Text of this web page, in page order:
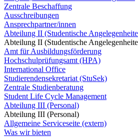
Zentrale Beschaffung
Ausschreibungen
Ansprechpartner/innen
Abteilung II (Studentische
Abteilung II (Studentische
Amt für Ausbildungsförderung
Hochschulprüfungsamt (HPA)
International Office
Studierendensekretariat (StuSek)
Zentrale Studienberatung
Student Life Cycle Management
Abteilung III (Personal)
Abteilung III (Personal)
Allgemeine Serviceseite (extern)
Was wir bieten